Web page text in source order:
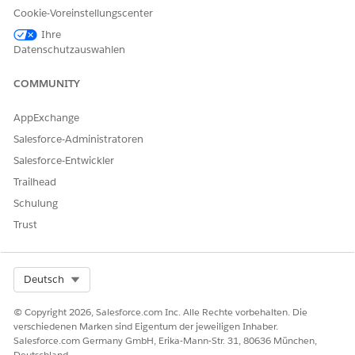
Manuelle Abwicklung
Dieser Serviceprozess leitet die Anforderung zur manuellen
Flow Builder erstellen, um benutzerdefinierte Logik wie
Abwicklung einzuschließen.
Integration
für die Aufnahme oder Abwicklung. Verwenden Sie Flow
Builder, um benutzerdefinierte Flows mit Konnektoren zu
erstellen, die definieren, wie die Anforderung erfasst und
LÖSEN?
Geben Sie uns Feedback, damit wir uns verbessern können.
Cookie-Voreinstellungscenter
Ihre
Datenschutzauswahlen
COMMUNITY
AppExchange
Salesforce-Administratoren
Salesforce-Entwickler
Trailhead
Schulung
Trust
Deutsch
© Copyright 2026, Salesforce.com Inc. Alle Rechte vorbehalten. Die
verschiedenen Marken sind Eigentum der jeweiligen Inhaber.
Salesforce.com Germany GmbH, Erika-Mann-Str. 31, 80636 München,